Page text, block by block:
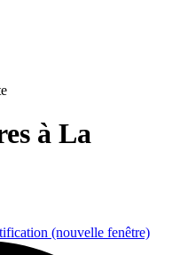
à La
(nouvelle fenêtre)